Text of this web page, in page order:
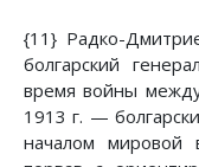
{11} Радко-
болгарский
время войны
1913 г. —
началом мировой